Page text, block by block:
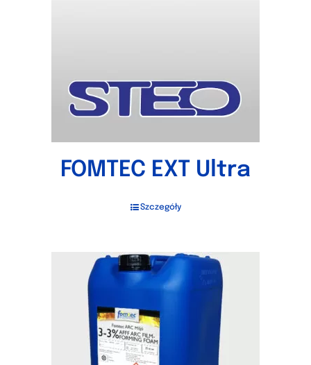
FOMTEC EXT Ultra
Szczegóły